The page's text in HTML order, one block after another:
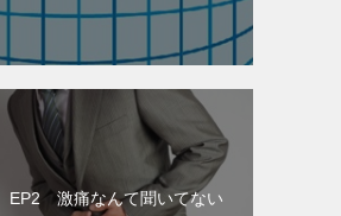
激痛なんて聞いてない